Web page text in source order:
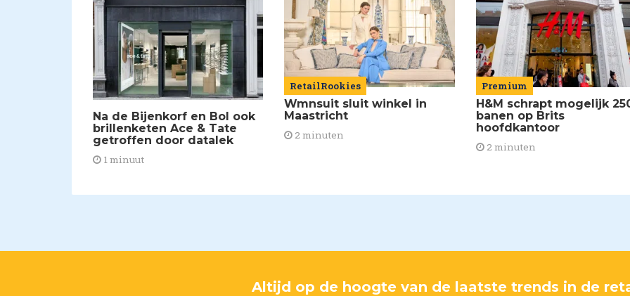
Na de Bijenkorf en Bol ook
brillenketen Ace & Tate
getroffen door datalek
1 minuut
RetailRookies
Wmnsuit sluit winkel in
Maastricht
2 minuten
Premium
H&M schrapt mogelijk
banen op Brits
hoofdkantoor
2 minuten
Altijd op de hoogte van de laatste trends in de